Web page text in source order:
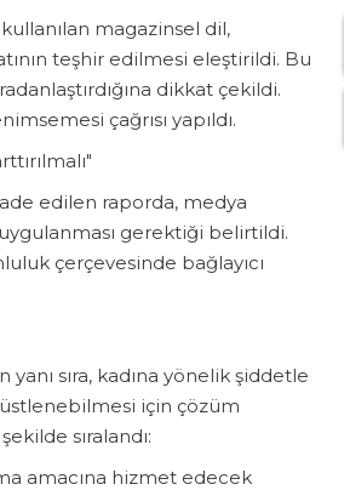
magazinsel dil,
teşhir edilmesi eleştirildi. Bu
dikkat çekildi.
çağrısı yapıldı.
edilen raporda, medya
gerektiği belirtildi.
çerçevesinde bağlayıcı
sıra, kadına yönelik şiddetle
için çözüm
sıralandı:
amacına hizmet edecek